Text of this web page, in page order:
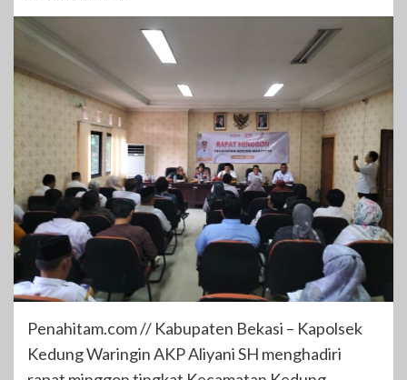
Penahitam.com // Kabupaten Bekasi – Kapolsek
Kedung Waringin AKP Aliyani SH menghadiri